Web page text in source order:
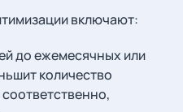
включают:
до ежемесячных или
количество